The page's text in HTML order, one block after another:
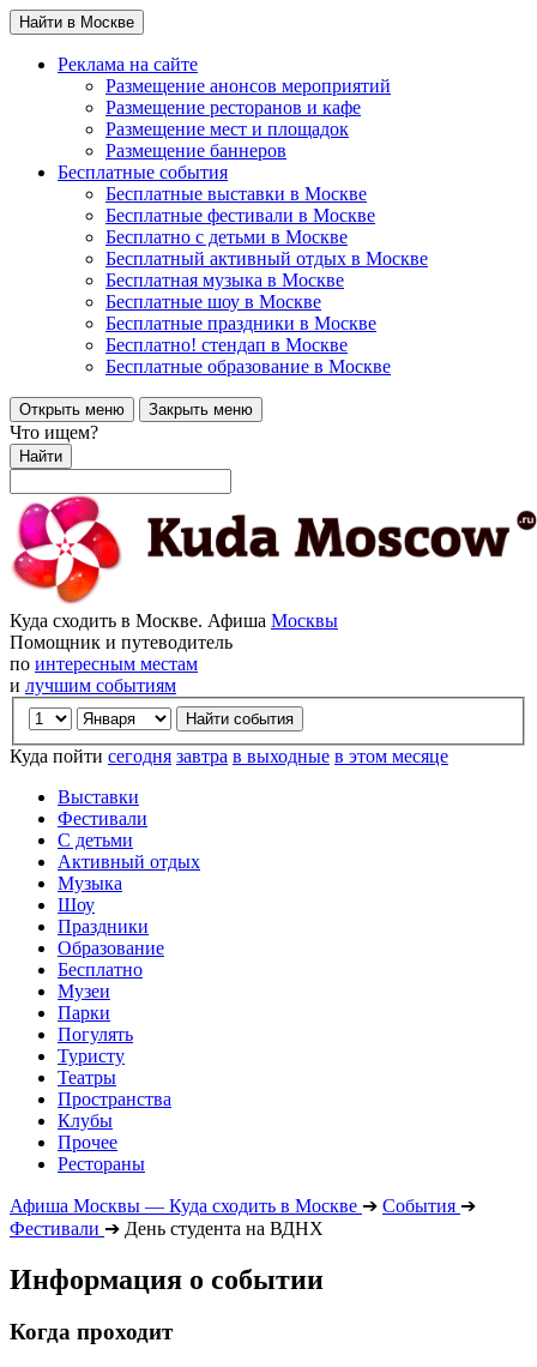
Найти в Москве
Реклама на сайте
Размещение анонсов мероприятий
Размещение ресторанов и кафе
Размещение мест и площадок
Размещение баннеров
Бесплатные события
Бесплатные выставки в Москве
Бесплатные фестивали в Москве
Бесплатно с детьми в Москве
Бесплатный активный отдых в Москве
Бесплатная музыка в Москве
Бесплатные шоу в Москве
Бесплатные праздники в Москве
Бесплатно! стендап в Москве
Бесплатные образование в Москве
Открыть меню Закрыть меню
Что ищем?
Найти
Куда сходить в Москве. Афиша Москвы
Помощник и путеводитель
по интересным местам
и лучшим событиям
Куда пойти сегодня завтра в выходные в этом месяце
Выставки
Фестивали
С детьми
Активный отдых
Музыка
Шоу
Праздники
Образование
Бесплатно
Музеи
Парки
Погулять
Туристу
Театры
Пространства
Клубы
Прочее
Рестораны
Афиша Москвы — Куда сходить в Москве ➔ События ➔
Фестивали ➔ День студента на ВДНХ
Информация о событии
Когда проходит